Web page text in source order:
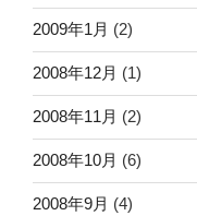
2009年1月 (2)
2008年12月 (1)
2008年11月 (2)
2008年10月 (6)
2008年9月 (4)